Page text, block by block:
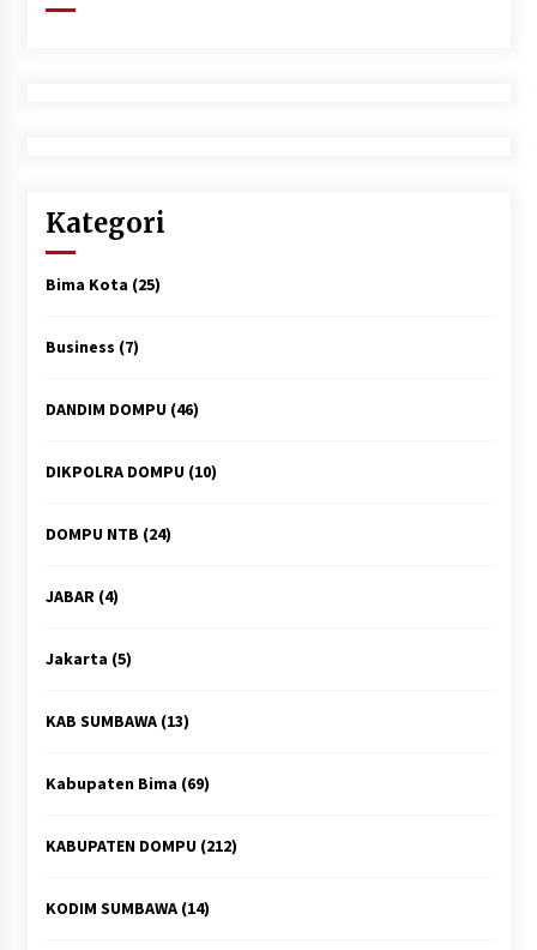
Kategori
Bima Kota (25)
Business (7)
DANDIM DOMPU(46)
DIKPOLRA DOMPU(10)
DOMPU NTB (24)
JABAR(4)
Jakarta (5)
KAB SUMBAWA(13)
Kabupaten Bima (69)
KABUPATEN DOMPU(212)
KODIM SUMBAWA(14)